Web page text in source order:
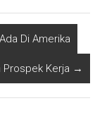
Di Amerika
Kerja →